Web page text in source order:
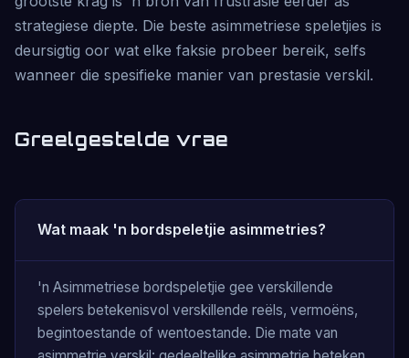
strategiese diepte. Die beste asimmetriese speletjies is
deursigtig oor wat elke faksie probeer bereik, selfs
wanneer die spesifieke manier van prestasie verskil.
Greelgestelde vrae
Wat maak 'n bordspeletjie asimmetries?
'n Asimmetriese bordspeletjie gee verskillende
spelers betekenisvol verskillende reëls, vermoëns,
begintoestande of wentoestande. Die mate van